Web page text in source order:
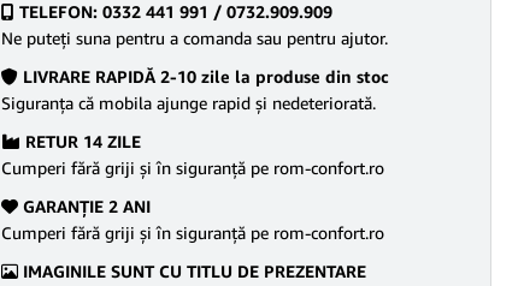
TELEFON: 0332 441 991 / 0732.909.909
Ne puteţi suna pentru a comanda sau pentru ajutor.
LIVRARE RAPIDĂ 2-10 zile la produse din stoc
Siguranţa că mobila ajunge rapid şi nedeteriorată.
RETUR 14 ZILE
Cumperi fără griji şi în siguranţă pe rom-confort.ro
GARANŢIE 2 ANI
Cumperi fără griji şi în siguranţă pe rom-confort.ro
IMAGINILE SUNT CU TITLU DE PREZENTARE